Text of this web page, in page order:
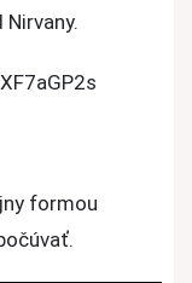
Nirvany.
formou